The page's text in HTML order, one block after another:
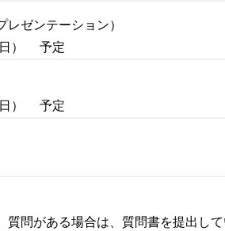
ゼンテーション）
日） 予定
日） 予定
質問がある場合は、質問書を提出し